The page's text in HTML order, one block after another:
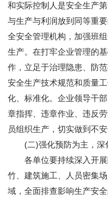
和实际控制人是安全生产
与生产与利润放到同等重
全安全管理机构，加强班
生产。在打牢企业管理的
作，立足于治理隐患、防
安全生产技术规范和质量
化、标准化。企业领导干
章指挥、违章作业、违反
员组织生产，切实做到不安
(二)强化预防为主，深
各单位要持续深入开展
竹、建筑施工、人员密集
域，全面排查影响生产安